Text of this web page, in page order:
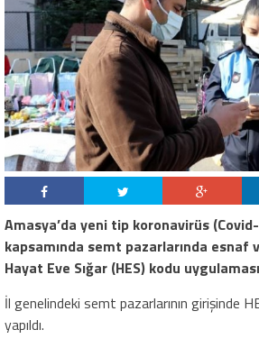
Amasya’da yeni tip koronavirüs
kapsamında semt pazarlarında esnaf
Hayat Eve Sığar (HES) kodu
İl genelindeki semt pazarlarının girişinde
yapıldı.